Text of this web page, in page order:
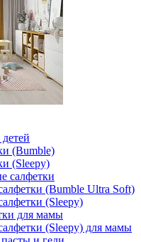
(Bumble)
(Sleepy)
салфетки
(Bumble Ultra Soft)
(Sleepy)
для мамы
(Sleepy) для мамы